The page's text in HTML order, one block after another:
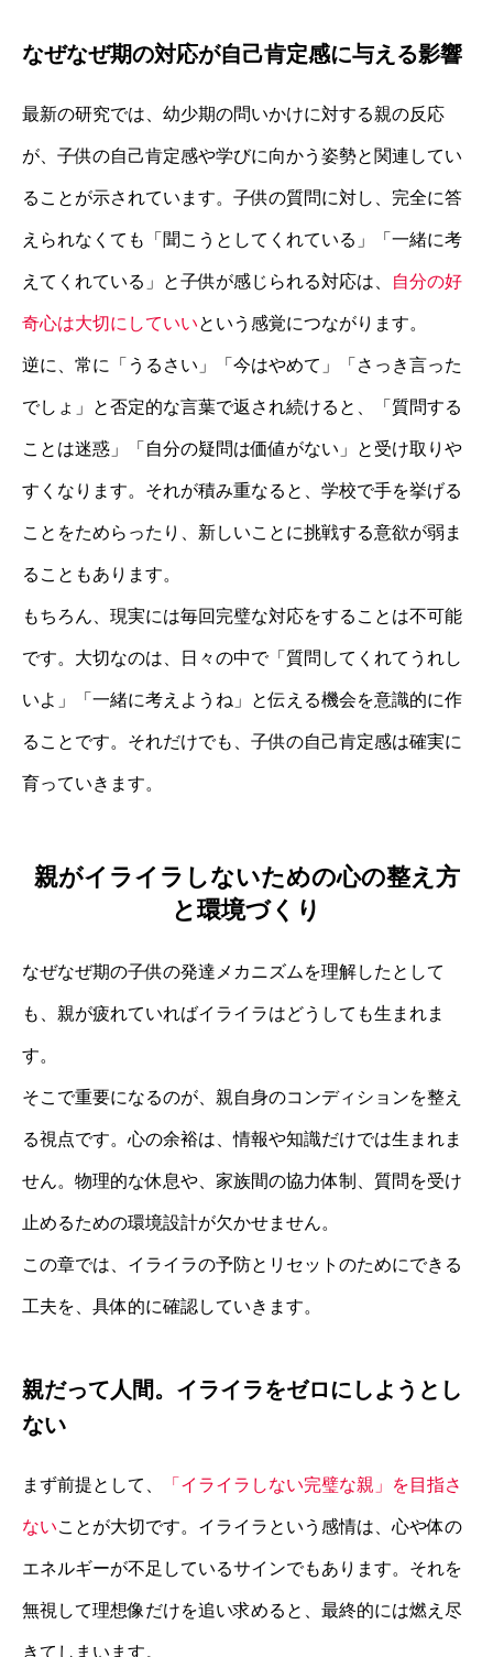
なぜなぜ期の対応が自己肯定感に与える影響
最新の研究では、幼少期の問いかけに対する親の反応
が、子供の自己肯定感や学びに向かう姿勢と関連してい
ることが示されています。子供の質問に対し、完全に答
えられなくても「聞こうとしてくれている」「一緒に考
えてくれている」と子供が感じられる対応は、 自分の好
奇心は大切にしていいという感覚につながります。
逆に、常に「うるさい」「今はやめて」「さっき言った
でしょ」と否定的な言葉で返され続けると、「質問する
ことは迷惑」「自分の疑問は価値がない」と受け取りや
すくなります。それが積み重なると、学校で手を挙げる
ことをためらったり、新しいことに挑戦する意欲が弱ま
ることもあります。
もちろん、現実には毎回完璧な対応をすることは不可能
です。大切なのは、日々の中で「質問してくれてうれし
いよ」「一緒に考えようね」と伝える機会を意識的に作
ることです。それだけでも、子供の自己肯定感は確実に
育っていきます。
親がイライラしないための心の整え方
と環境づくり
なぜなぜ期の子供の発達メカニズムを理解したとして
も、親が疲れていればイライラはどうしても生まれま
す。
そこで重要になるのが、親自身のコンディションを整え
る視点です。心の余裕は、情報や知識だけでは生まれま
せん。物理的な休息や、家族間の協力体制、質問を受け
止めるための環境設計が欠かせません。
この章では、イライラの予防とリセットのためにできる
工夫を、具体的に確認していきます。
親だって人間。イライラをゼロにしようとし
ない
まず前提として、 「イライラしない完璧な親」を目指さ
ないことが大切です。イライラという感情は、心や体の
エネルギーが不足しているサインでもあります。それを
無視して理想像だけを追い求めると、最終的には燃え尽
きてしまいます。